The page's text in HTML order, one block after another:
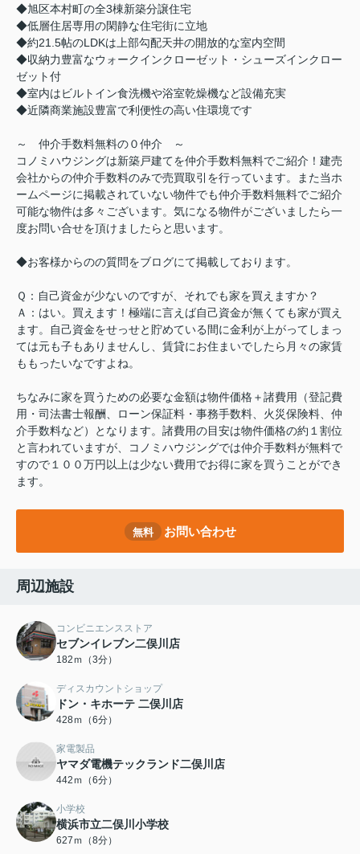
◆旭区本村町の全3棟新築分譲住宅
◆低層住居専用の閑静な住宅街に立地
◆約21.5帖のLDKは上部勾配天井の開放的な室内空間
◆収納力豊富なウォークインクローゼット・シューズインクロー
ゼット付
◆室内はビルトイン食洗機や浴室乾燥機など設備充実
◆近隣商業施設豊富で利便性の高い住環境です
～ 仲介手数料無料の０仲介 ～
コノミハウジングは新築戸建てを仲介手数料無料でご紹介！建売
会社からの仲介手数料のみで売買取引を行っています。また当ホ
ームページに掲載されていない物件でも仲介手数料無料でご紹介
可能な物件は多々ございます。気になる物件がございましたら一
度お問い合せを頂けましたらと思います。
◆お客様からのの質問をブログにて掲載しております。
Ｑ：自己資金が少ないのですが、それでも家を買えますか？
Ａ：はい。買えます！極端に言えば自己資金が無くても家が買え
ます。自己資金をせっせと貯めている間に金利が上がってしまっ
ては元も子もありませんし、賃貸にお住まいでしたら月々の家賃
ももったいなですよね。
ちなみに家を買うための必要な金額は物件価格＋諸費用（登記費
用・司法書士報酬、ローン保証料・事務手数料、火災保険料、仲
介手数料など）となります。諸費用の目安は物件価格の約１割位
と言われていますが、コノミハウジングでは仲介手数料が無料で
すので１００万円以上は少ない費用でお得に家を買うことができ
ます。
無料 お問い合わせ
周辺施設
コンビニエンスストア
セブンイレブン二俣川店
182ｍ（3分）
ディスカウントショップ
ドン・キホーテ 二俣川店
428ｍ（6分）
家電製品
ヤマダ電機テックランド二俣川店
442ｍ（6分）
小学校
横浜市立二俣川小学校
627ｍ（8分）